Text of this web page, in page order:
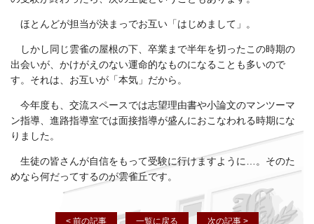
ほとんどが担当が決まっでお互い「はじめまして」。
しかし同じ雲雀の屋根の下、卒業まで半年を切ったこの時期の
出会いが、かけがえのない運命的なものになることも多いので
す。それは、お互いが「本気」だから。
今年度も、交流スペースでは志望理由書や小論文のマンツーマ
ン指導、進路指導室では面接指導が盛んにおこなわれる時期にな
りました。
生徒の皆さんが自信をもって受験に行けますように…。そのた
めなら何だってするのが雲雀丘です。
< 前の記事 一覧に戻る 次の記事 >